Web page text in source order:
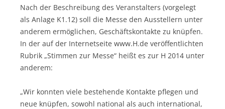
Nach der Beschreibung des Veranstalters (vorgelegt
als Anlage K1.12) soll die Messe den Ausstellern unter
anderem ermöglichen, Geschäftskontakte zu knüpfen.
In der auf der Internetseite www.H.de veröffentlichten
Rubrik „Stimmen zur Messe“ heißt es zur H 2014 unter
anderem:
„Wir konnten viele bestehende Kontakte pflegen und
neue knüpfen, sowohl national als auch international,